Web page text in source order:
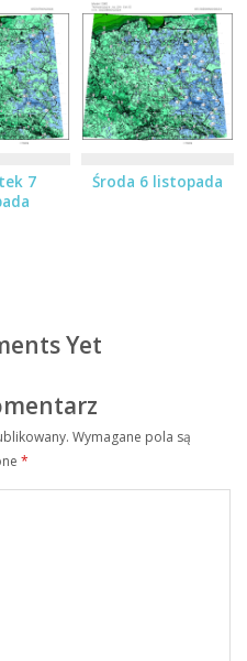
7
Środa 6 listopada
Yet
Wymagane pola są
*